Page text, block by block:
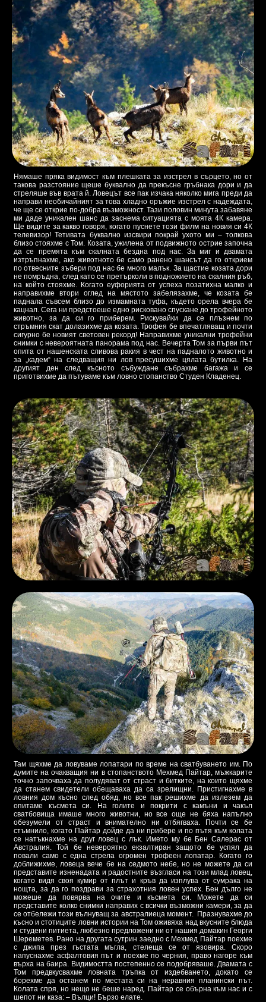
Нямаше пряка видимост към плешката за изстрел в сърцето, но от
такова разстояние щеше буквално да прекъсне гръбнака дори и да
стреляше във врата й. Ловецът все пак изчака няколко мига преди да
направи необичайният за това хладно оръжие изстрел с надеждата,
че ще се открие по-добра възможност. Тази половин минута забавяне
ми даде уникален шанс да заснема ситуацията с моята 4К камера.
Ще видите за какво говоря, когато пуснете този филм на новия си 4К
телевизор! Тетивата буквално изсвири покрай ухото ми – толкова
близо стояхме с Том. Козата, ужилена от подвижното острие започна
да се премята към скалната бездна под нас. За миг и двамата
изтръпнахме, ако животното бе само ранено шансът да го открием
по отвесните зъбери под нас бе много малък. За щастие козата дори
не помръдна, след като се претърколи в подножието на скалния ръб,
на който стояхме. Когато еуфорията от успеха позатихна малко и
направихме втори оглед на мястото забелязахме, че козата бе
паднала съвсем близо до измамната туфа, където орела вчера бе
кацнал. Сега ни предстоеше едно рисковано спускане до трофейното
животно, за да си го приберем. Рискувайки да се плъзнем по
стръмния скат долазихме да козата. Трофея бе впечатляващ и почти
сигурно бе новият световен рекорд! Направихме уникални трофейни
снимки с невероятната панорама под нас. Вечерта Том за първи път
опита от нашенската сливова ракия в чест на падналото животно и
за „кадем“ на следващия ни лов пресушихме цялата бутилка. На
другият ден след късното събуждане събрахме багажа и се
приготвихме да пътуваме към ловно стопанство Студен Кладенец.
Там щяхме да ловуваме лопатари по време на сватбуването им. По
думите на очакващия ни в стопанството Мехмед Пайтар, мъжкарите
точно започваха да полудяват от страст и битките, на които щяхме
да станем свидетели обещаваха да са зрелищни. Пристигнахме в
ловния дом късно след обяд, но все пак решихме да излезем да
опитаме късмета си. На голите и покрити с камъни и чакъл
сватбовища имаше много животни, но все още не бяха напълно
обезумели от страст и внимателно ни отбягваха. Почти се бе
стъмнило, когато Пайтар дойде да ни прибере и по пътя към колата
се натъкнахме на друг ловец с лък. Името му бе Бен Салерас от
Австралия. Той бе невероятно екзалтиран защото бе успял да
повали само с една стрела огромен трофеен лопатар. Когато го
доближихме, ловеца вече бе на седмото небе, но не можете да си
представите изненадата и радостните възгласи на този млад ловец,
когато видя своя кумир от плът и кръв да изплува от сумрака на
нощта, за да го поздрави за страхотния ловен успех. Бен дълго не
можеше да повярва на очите и късмета си. Можете да си
представите колко снимки направих с всички възможни камери, за да
се отбележи този вълнуващ за австралиеца момент. Празнувахме до
късно и стотиците ловни истории на Том оживяха над вкусните блюда
и студени питиета, любезно предложени ни от нашия домакин Георги
Шереметев. Рано на другата сутрин заедно с Мехмед Пайтар поехме
с джипа през гъстата мъгла, стелеща се от язовира. Скоро
напуснахме асфалтовия път и поехме по черния, право нагоре към
върха на баира. Видимостта постепенно се подобряваше. Двамата с
Том предвкусвахме ловната тръпка от издебването, докато се
борехме да останем по местата си на неравния планински път.
Колата спря, но нещо не беше наред. Пайтар се обърна към нас и с
шепот ни каза: – Вълци! Бързо елате.